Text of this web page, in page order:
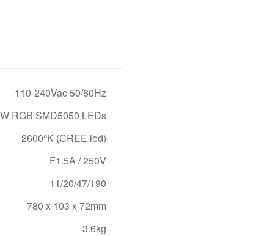
110-240Vac 50/60Hz
RGB SMD5050 LEDs
2600°K (CREE led)
F1.5A / 250V
11/20/47/190
780 x 103 x 72mm
3.6kg